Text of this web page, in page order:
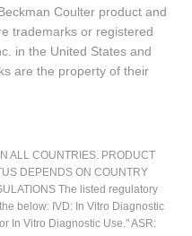
Coulter product and
trademarks or registered
in the United States and
are the property of their
ALL COUNTRIES. PRODUCT
DEPENDS ON COUNTRY
The listed regulatory
below: IVD: In Vitro Diagnostic
In Vitro Diagnostic Use." ASR: